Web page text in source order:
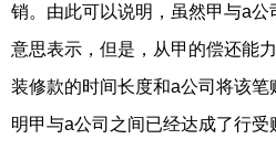
销。由此可以说明，虽然甲与a
意思表示，但是，从甲的偿还能
装修款的时间长度和a公司将该
明甲与a公司之间已经达成了行受